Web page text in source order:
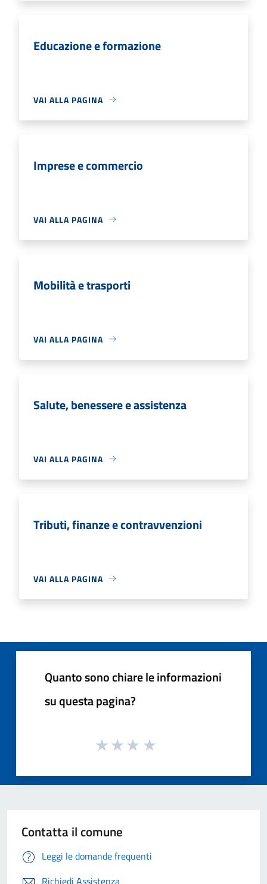
Educazione e formazione
VAI ALLA PAGINA
Imprese e commercio
VAI ALLA PAGINA
Mobilità e trasporti
VAI ALLA PAGINA
Salute, benessere e assistenza
VAI ALLA PAGINA
Tributi, finanze e contravvenzioni
VAI ALLA PAGINA
Quanto sono chiare le informazioni
su questa pagina?
Contatta il comune
Leggi le domande frequenti